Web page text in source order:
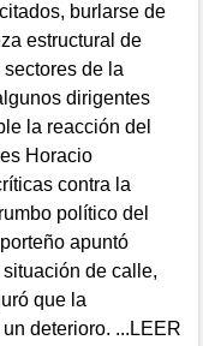
burlarse de
estructural de
de la
dirigentes
la reacción del
Horacio
contra la
político del
apuntó
de calle,
que la
deterioro. ...LEER